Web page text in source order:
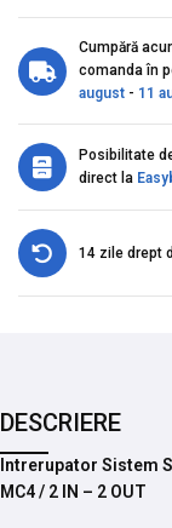
Cumpără
comanda în
august - 11
Posibilitate
direct la
14 zile drept
DESCRIERE
Intrerupator Sistem
MC4 / 2 IN – 2 OUT